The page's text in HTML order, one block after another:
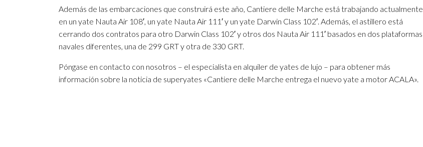
Además de las embarcaciones que construirá este año, Cantiere delle Marche está trabajando actualmente
en un yate Nauta Air 108′, un yate Nauta Air 111′ y un yate Darwin Class 102′. Además, el astillero está
cerrando dos contratos para otro Darwin Class 102′ y otros dos Nauta Air 111′ basados en dos plataformas
navales diferentes, una de 299 GRT y otra de 330 GRT.
Póngase en contacto con nosotros – el especialista en alquiler de yates de lujo – para obtener más
información sobre la noticia de superyates «Cantiere delle Marche entrega el nuevo yate a motor ACALA».